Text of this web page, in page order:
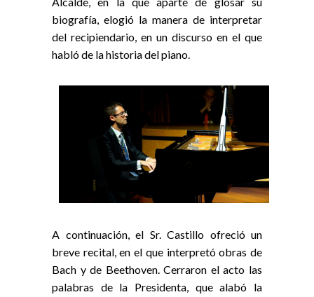
biografía, elogió la manera de interpretar
del recipiendario, en un discurso en el que
habló de la historia del piano.
A continuación, el Sr. Castillo ofreció un
breve recital, en el que interpretó obras de
Bach y de Beethoven. Cerraron el acto las
palabras de la Presidenta, que alabó la